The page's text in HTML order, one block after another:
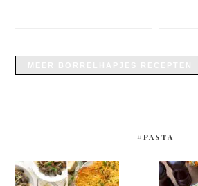
#PASTA